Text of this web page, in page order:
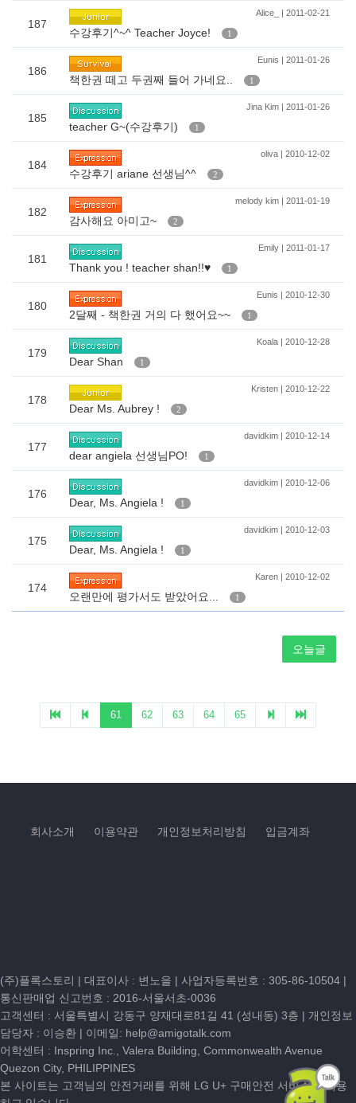
회사소개 이용약관 개인정보처리방침 입금계좌
(주)플록스토리 | 대표이사 : 변노을 | 사업자등록번호 : 305-86-10504 |
통신판매업 신고번호 : 2016-서울서초-0036
고객센터 : 서울특별시 강동구 양재대로81길 41 (성내동) 3층 | 개인정보
담당자 : 이승환 | 이메일: help@amigotalk.com
어학센터 : Inspring Inc., Valera Building, Commonwealth Avenue
Quezon City, PHILIPPINES
본 사이트는 고객님의 안전거래를 위해 LG U+ 구매안전 서비스를 이용